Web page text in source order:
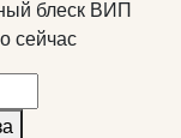
сейчас